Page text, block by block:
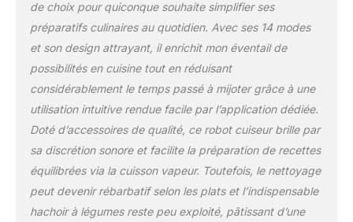
REPARABILITE 15 ANS
AU JUSTE PRIX :
réparabilité 15 ans au
juste prix grâce à notre
réseau de 6200
réparateurs dans le
à la protection de
l’environnement et à la
réduction des déchets
INSPIRATION ILLIMITEE :
découvrez une infinité de
de choix pour quiconque souhaite simplifier ses
préparatifs culinaires au quotidien. Avec ses 14 modes
et son design attrayant, il enrichit mon éventail de
possibilités en cuisine tout en réduisant
considérablement le temps passé à mijoter grâce à une
utilisation intuitive rendue facile par l’application dédiée.
Doté d’accessoires de qualité, ce robot cuiseur brille par
sa discrétion sonore et facilite la préparation de recettes
équilibrées via la cuisson vapeur. Toutefois, le nettoyage
peut devenir rébarbatif selon les plats et l’indispensable
hachoir à légumes reste peu exploité, pâtissant d’une